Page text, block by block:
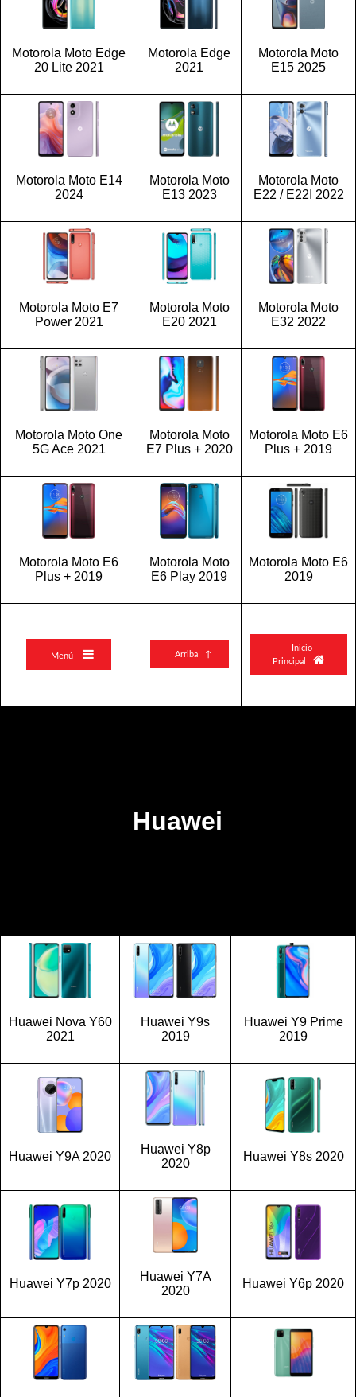
Motorola Moto Edge
20 Lite 2021
Motorola Edge
2021
Motorola Moto
E15 2025
Motorola Moto E14
2024
Motorola Moto
E13 2023
Motorola Moto
E22 / E22I 2022
Motorola Moto E7
Power 2021
Motorola Moto
E20 2021
Motorola Moto
E32 2022
Motorola Moto One
5G Ace 2021
Motorola Moto
E7 Plus + 2020
Motorola Moto E6
Plus + 2019
Motorola Moto E6
Plus + 2019
Motorola Moto
E6 Play 2019
Motorola Moto E6
2019
Menú  Arriba ↑
Inicio
Principal 
Huawei
Huawei Nova Y60
2021
Huawei Y9s
2019
Huawei Y9 Prime
2019
Huawei Y9A 2020
Huawei Y8p
2020
Huawei Y8s 2020
Huawei Y7p 2020
Huawei Y7A
2020
Huawei Y6p 2020